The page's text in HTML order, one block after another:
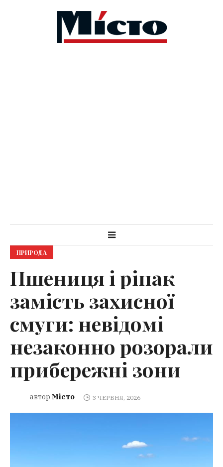
ПРИРОДА
Пшениця і ріпак
замість захисної
смуги: невідомі
незаконно розорали
прибережні зони
автор Місто 3 ЧЕРВНЯ, 2026